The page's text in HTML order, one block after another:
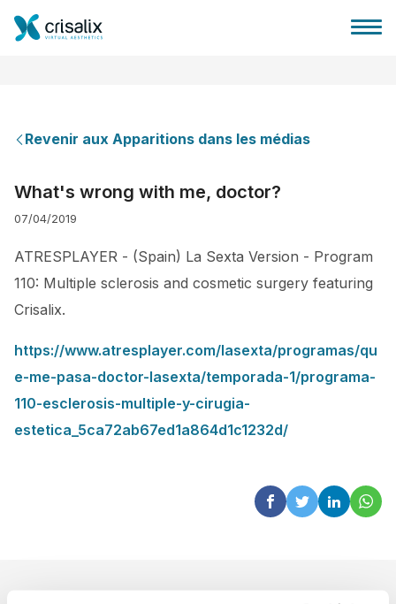
Plateforme commerciale 3D
Forfait
Revenir aux Apparitions dans les médias
What's wrong with me, doctor?
07/04/2019
ATRESPLAYER - (Spain) La Sexta Version - Program
110: Multiple sclerosis and cosmetic surgery featuring
Crisalix.
https://www.atresplayer.com/lasexta/programas/qu
e-me-pasa-doctor-lasexta/temporada-1/programa-
110-esclerosis-multiple-y-cirugia-
estetica_5ca72ab67ed1a864d1c1232d/